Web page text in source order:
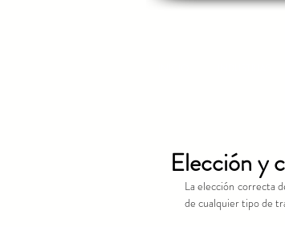
Elección y
La elección correcta
de cualquier tipo de